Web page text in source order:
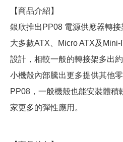
【商品介紹】
銀欣推出PP08 電源供應器轉
大多數ATX、Micro ATX及
設計，相較一般的轉接架多出
小機殼內部騰出更多提供其他
PP08，一般機殼也能安裝體
家更多的彈性應用。